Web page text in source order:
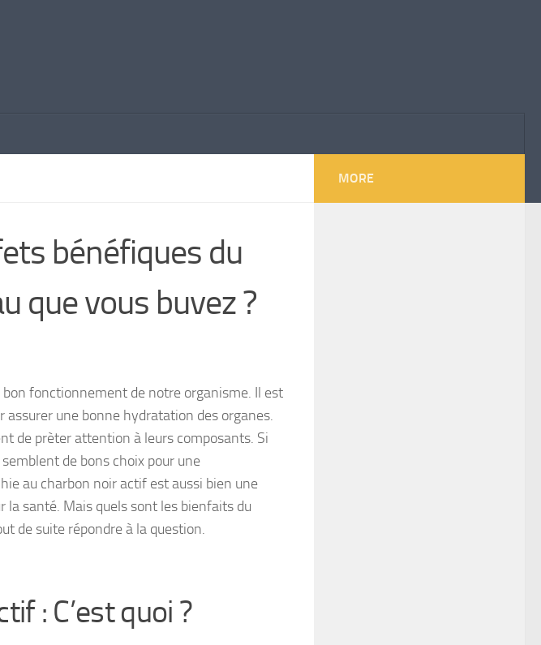
bénéfiques du
que vous buvez ?
bon fonctionnement de notre organisme. Il est
assurer une bonne hydratation des organes.
de prèter attention à leurs composants. Si
de bons choix pour une
au charbon noir actif est aussi bien une
santé. Mais quels sont les bienfaits du
de suite répondre à la question.
: C’est quoi ?
MORE